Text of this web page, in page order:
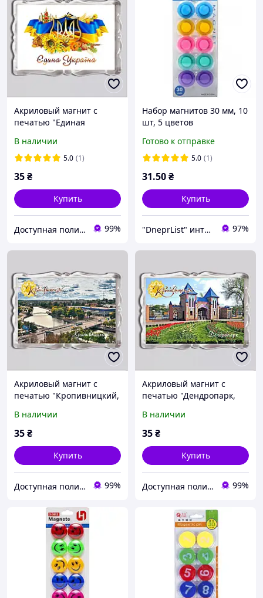
Акриловый магнит с
печатью "Единая
В наличии
5.0 (1)
35₴
Купить
Доступная полиграфия в городе Кропивницком 99%
Набор магнитов 30 мм, 10
шт, 5 цветов
Готово к отправке
5.0 (1)
31.50₴
Купить
"DneprList" интернет магазин 97%
Акриловый магнит с
печатью "Кропивницкий,
(16066)
В наличии
35₴
Купить
Доступная полиграфия в городе Кропивницком 99%
Акриловый магнит с
печатью "Дендропарк,
Kropyvnytskyi" №5 92x65
(16048)
В наличии
35₴
Купить
Доступная полиграфия в городе Кропивницком 99%